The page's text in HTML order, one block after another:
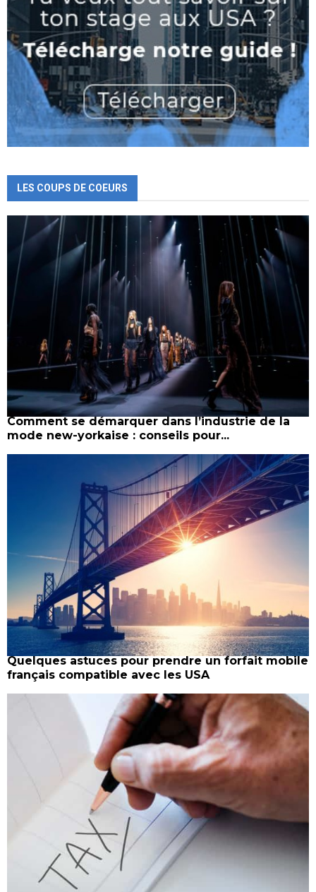
LES COUPS DE COEURS
Comment se démarquer dans l’industrie de la
mode new-yorkaise : conseils pour...
Quelques astuces pour prendre un forfait mobile
français compatible avec les USA